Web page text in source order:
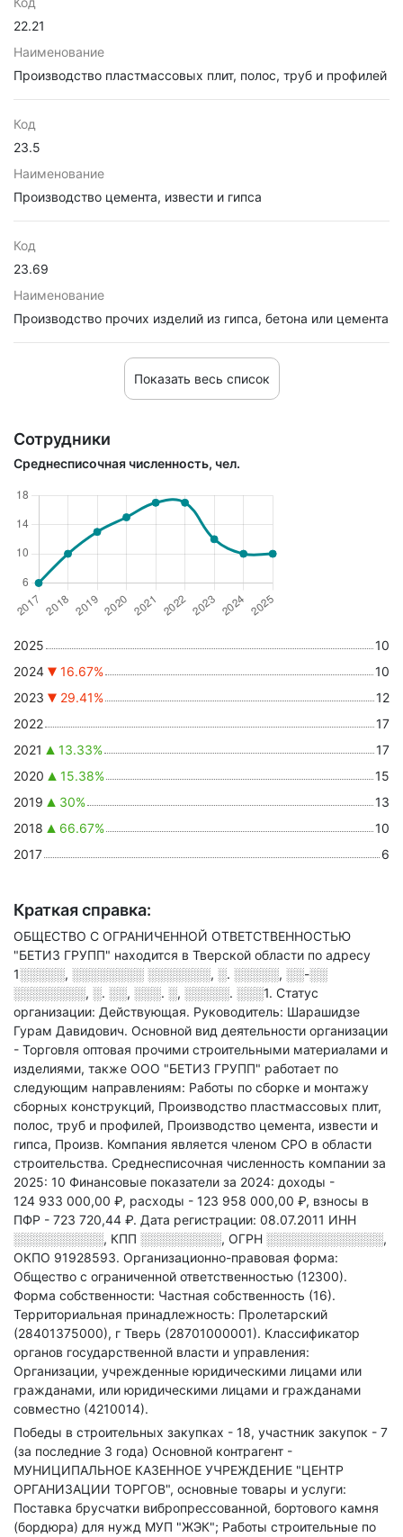
22.21
Наименование
Производство пластмассовых плит, полос, труб и профилей
Код
23.5
Наименование
Производство цемента, извести и гипса
Код
23.69
Наименование
Производство прочих изделий из гипса, бетона или цемента
Показать весь список
Сотрудники
Среднесписочная численность, чел.
2025
10
2024
16.67%
10
2023
29.41%
12
2022
17
2021
13.33%
17
2020
15.38%
15
2019
30%
13
2018
66.67%
10
2017
6
Краткая справка:
ОБЩЕСТВО С ОГРАНИЧЕННОЙ ОТВЕТСТВЕННОСТЬЮ
"БЕТИЗ ГРУПП" находится в Тверской области по адресу
1░░░░░, ░░░░░░░░ ░░░░░░░, ░. ░░░░░, ░░-░░
░░░░░░░░, ░. ░░, ░░░. ░, ░░░░░. ░░░1. Статус
организации: Действующая. Руководитель: Шарашидзе
Гурам Давидович. Основной вид деятельности организации
- Торговля оптовая прочими строительными материалами и
изделиями, также ООО "БЕТИЗ ГРУПП" работает по
следующим направлениям: Работы по сборке и монтажу
сборных конструкций, Производство пластмассовых плит,
полос, труб и профилей, Производство цемента, извести и
гипса, Произв. Компания является членом СРО в области
строительства. Среднесписочная численность компании за
2025: 10 Финансовые показатели за 2024: доходы -
124 933 000,00 ₽, расходы - 123 958 000,00 ₽, взносы в
ПФР - 723 720,44 ₽. Дата регистрации: 08.07.2011 ИНН
░░░░░░░░░░, КПП ░░░░░░░░░, ОГРН ░░░░░░░░░░░░░,
ОКПО 91928593. Организационно-правовая форма:
Общество с ограниченной ответственностью (12300).
Форма собственности: Частная собственность (16).
Территориальная принадлежность: Пролетарский
(28401375000), г Тверь (28701000001). Классификатор
органов государственной власти и управления:
Организации, учрежденные юридическими лицами или
гражданами, или юридическими лицами и гражданами
совместно (4210014).
Победы в строительных закупках - 18, участник закупок - 7
(за последние 3 года) Основной контрагент -
МУНИЦИПАЛЬНОЕ КАЗЕННОЕ УЧРЕЖДЕНИЕ "ЦЕНТР
ОРГАНИЗАЦИИ ТОРГОВ", основные товары и услуги:
Поставка брусчатки вибропрессованной, бортового камня
(бордюра) для нужд МУП "ЖЭК"; Работы строительные по